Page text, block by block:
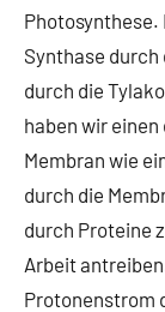
Photosynthese.
Synthase
durch die
haben wir
Membran wie
durch die
durch Proteine
Arbeit
Protonenstrom